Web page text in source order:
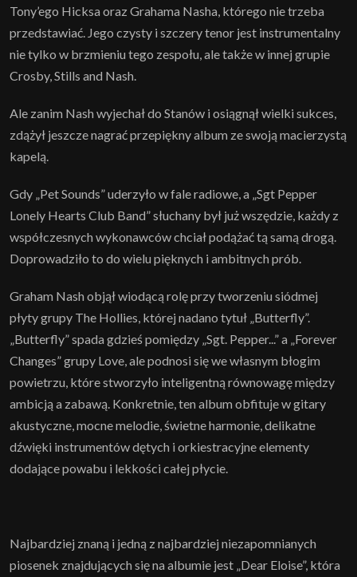
Tony’ego Hicksa oraz Grahama Nasha, którego nie trzeba
przedstawiać. Jego czysty i szczery tenor jest instrumentalny
nie tylko w brzmieniu tego zespołu, ale także w innej grupie
Crosby, Stills and Nash.
Ale zanim Nash wyjechał do Stanów i osiągnął wielki sukces,
zdążył jeszcze nagrać przepiękny album ze swoją macierzystą
kapelą.
Gdy „Pet Sounds” uderzyło w fale radiowe, a „Sgt Pepper
Lonely Hearts Club Band” słuchany był już wszędzie, każdy z
współczesnych wykonawców chciał podążać tą samą drogą.
Doprowadziło to do wielu pięknych i ambitnych prób.
Graham Nash objął wiodącą rolę przy tworzeniu siódmej
płyty grupy The Hollies, której nadano tytuł „Butterfly”.
„Butterfly” spada gdzieś pomiędzy „Sgt. Pepper...” a „Forever
Changes” grupy Love, ale podnosi się we własnym błogim
powietrzu, które stworzyło inteligentną równowagę między
ambicją a zabawą. Konkretnie, ten album obfituje w gitary
akustyczne, mocne melodie, świetne harmonie, delikatne
dźwięki instrumentów dętych i orkiestracyjne elementy
dodające powabu i lekkości całej płycie.
Najbardziej znaną i jedną z najbardziej niezapomnianych
piosenek znajdujących się na albumie jest „Dear Eloise”, która